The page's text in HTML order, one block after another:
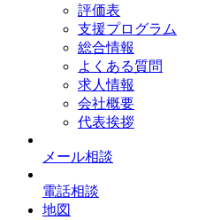
評価表
支援プログラム
総合情報
よくある質問
求人情報
会社概要
代表挨拶
メール相談
電話相談
地図